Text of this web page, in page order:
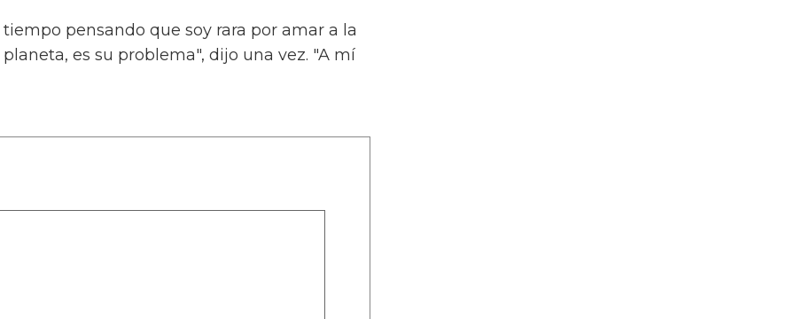
pensando que soy rara por amar a la
es su problema", dijo una vez. "A mí